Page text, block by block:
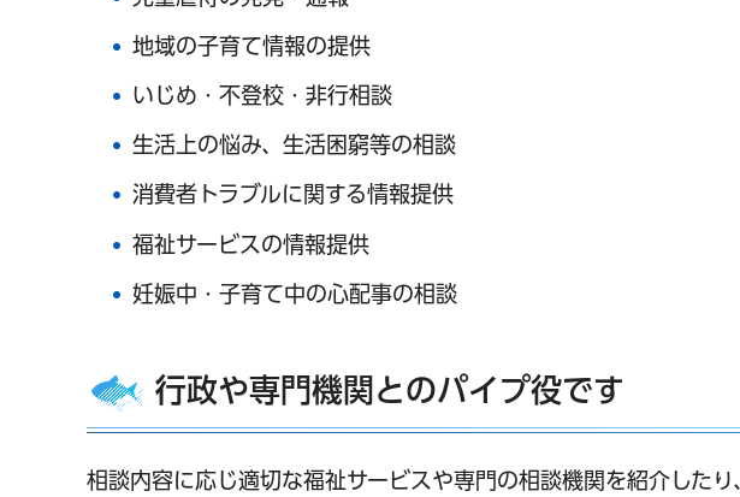
地域の子育て情報の提供
いじめ・不登校・非行相談
生活上の悩み、生活困窮等の相談
消費者トラブルに関する情報提供
福祉サービスの情報提供
妊娠中・子育て中の心配事の相談
行政や専門機関とのパイプ役です
相談内容に応じ適切な福祉サービスや専門の相談機関を紹介した